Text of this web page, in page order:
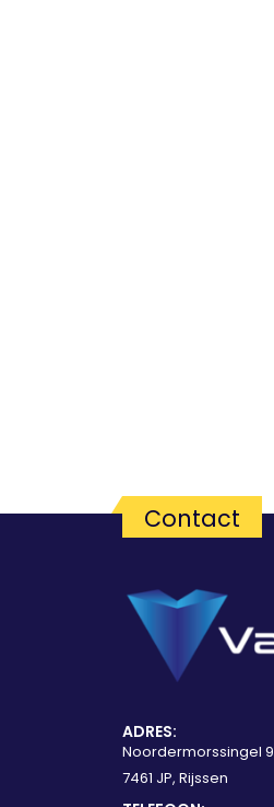
Contact
ADRES:
Noordermorssingel 9
7461 JP, Rijssen